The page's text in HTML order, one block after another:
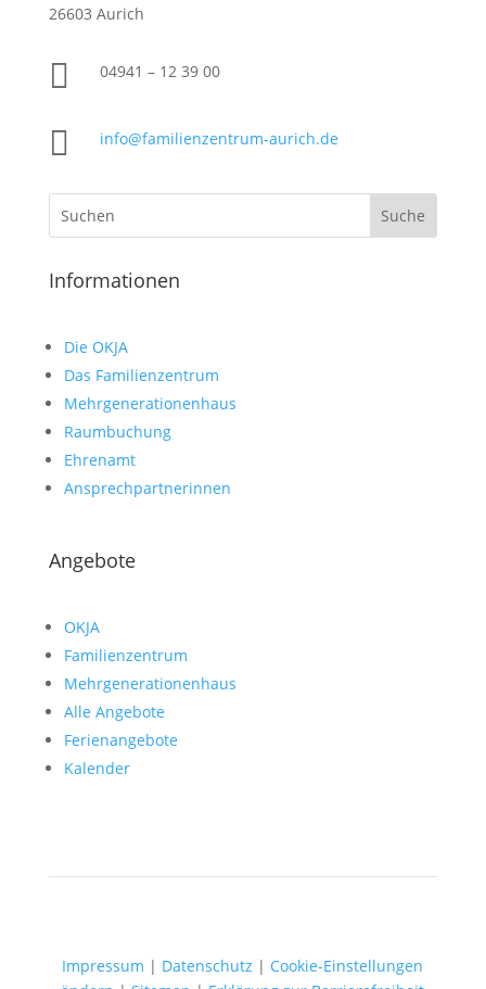
26603 Aurich
 04941 – 12 39 00
 info@familienzentrum-aurich.de
Informationen
Die OKJA
Das Familienzentrum
Mehrgenerationenhaus
Raumbuchung
Ehrenamt
Ansprechpartnerinnen
Angebote
OKJA
Familienzentrum
Mehrgenerationenhaus
Alle Angebote
Ferienangebote
Kalender
Impressum | Datenschutz | Cookie-Einstellungen